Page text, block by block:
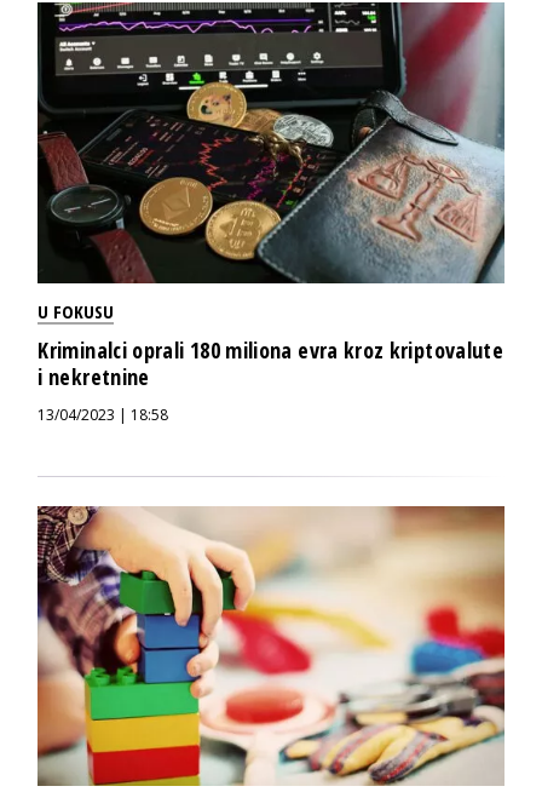
U FOKUSU
Kriminalci oprali 180 miliona evra kroz kriptovalute
i nekretnine
13/04/2023 | 18:58